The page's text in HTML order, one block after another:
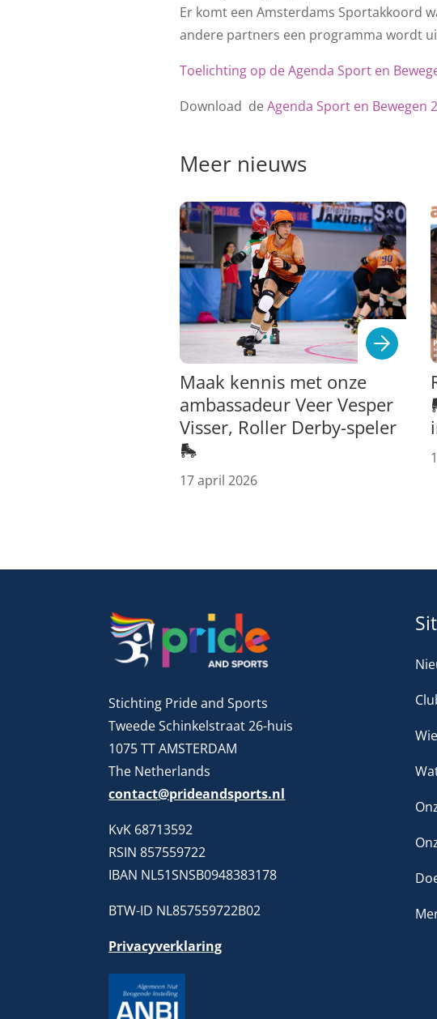
Er komt een Amsterdams Sportakkoord
andere partners een programma wordt
Toelichting op de Agenda Sport en
Download deAgenda Sport en Bewegen
Meer nieuws
Maak kennis met onze
ambassadeur Veer Vesper
Visser, Roller Derby-speler
🛼
17 april 2026
Stichting Pride and Sports
Tweede Schinkelstraat 26-huis
1075 TT AMSTERDAM
The Netherlands
contact@prideandsports.nl
KvK 68713592
RSIN 857559722
IBAN NL51SNSB0948383178
BTW-ID NL857559722B02
Privacyverklaring